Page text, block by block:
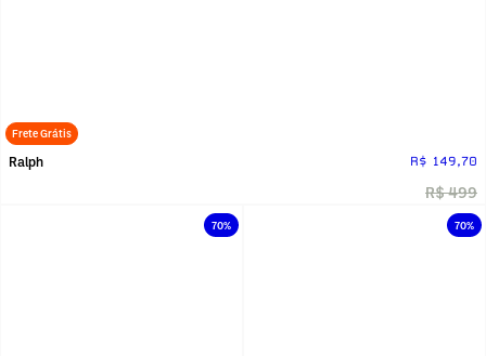
Frete Grátis
Ralph R$ 149,70
R$ 499
70% 70%